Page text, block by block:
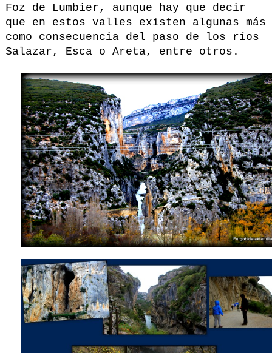
Foz de Lumbier, aunque hay que decir
que en estos valles existen algunas más
como consecuencia del paso de los ríos
Salazar, Esca o Areta, entre otros.